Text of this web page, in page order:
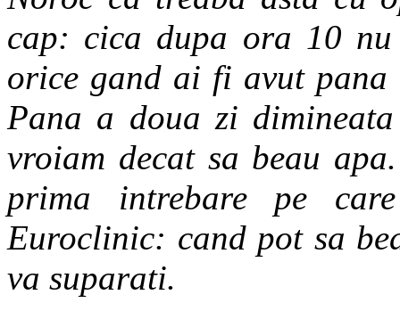
cap: cica dupa ora 10
orice gand ai fi avut pana
Pana a doua zi
vroiam decat sa beau
prima intrebare pe
Euroclinic: cand pot sa
va suparati.